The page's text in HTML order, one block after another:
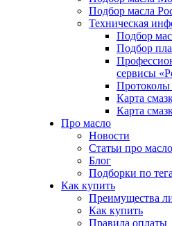
Подбор масла
Техническая
Подбор
Подбор
сервисы
Карта
Карта
Про масло
Новости
Статьи про масло
Блог
Подборки по
Как купить
Преимущества
Как купить
Правила оплаты